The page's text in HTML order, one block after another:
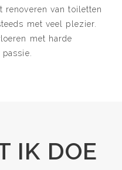
renoveren van toiletten
met veel plezier.
met harde
IK DOE